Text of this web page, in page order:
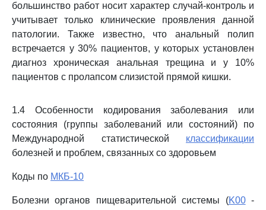
большинство работ носит характер случай-контроль и
учитывает только клинические проявления данной
патологии. Также известно, что анальный полип
встречается у 30% пациентов, у которых установлен
диагноз хроническая анальная трещина и у 10%
пациентов с пролапсом слизистой прямой кишки.
1.4 Особенности кодирования заболевания или
состояния (группы заболеваний или состояний) по
Международной статистической классификации
болезней и проблем, связанных со здоровьем
Коды по МКБ-10
Болезни органов пищеварительной системы (K00-